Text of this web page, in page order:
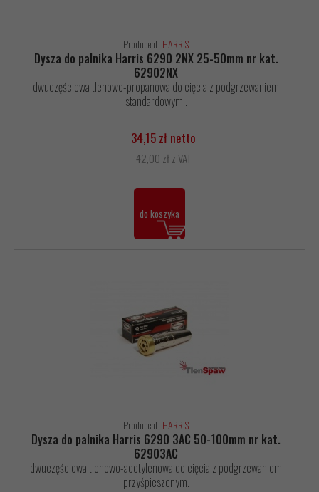
Producent: HARRIS
Dysza do palnika Harris 6290 2NX 25-50mm nr kat.
62902NX
dwuczęściowa tlenowo-propanowa do cięcia z podgrzewaniem
standardowym .
34,15 zł netto
42,00 zł z VAT
do koszyka
Producent: HARRIS
Dysza do palnika Harris 6290 3AC 50-100mm nr kat.
62903AC
dwuczęściowa tlenowo-acetylenowa do cięcia z podgrzewaniem
przyśpieszonym.